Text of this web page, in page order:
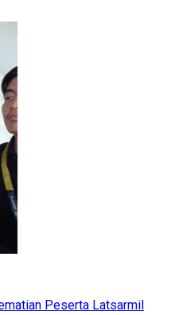
Peserta Latsarmil